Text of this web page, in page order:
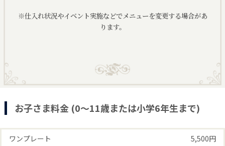
※仕入れ状況やイベント実施などでメニューを変更する場合があ
ります。
お子さま料金 (0〜11歳または小学6年生まで)
ワンプレート 5,500円